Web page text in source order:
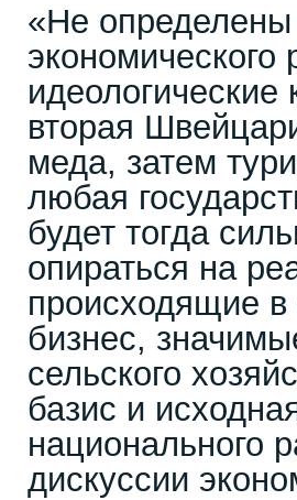
«Не определены
идеологические
вторая
меда, затем
любая
будет тогда
опираться на
происходящие
бизнес,
сельского
базис и
национального
дискуссии